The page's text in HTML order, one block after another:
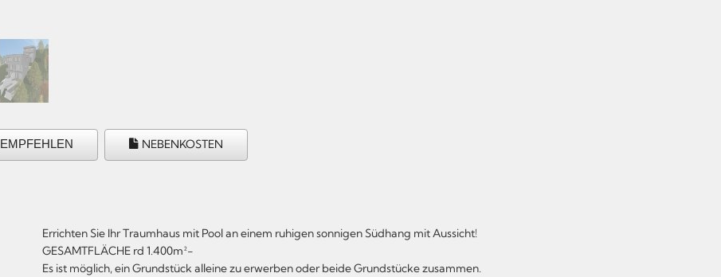
EMPFEHLEN NEBENKOSTEN
Errichten Sie Ihr Traumhaus mit Pool an einem ruhigen sonnigen Südhang mit Aussicht!
GESAMTFLÄCHE rd 1.400m²-
Es ist möglich, ein Grundstück alleine zu erwerben oder beide Grundstücke zusammen.